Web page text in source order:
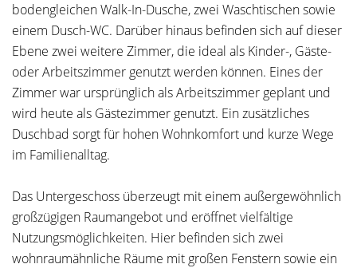
bodengleichen Walk-In-Dusche, zwei Waschtischen sowie
einem Dusch-WC. Darüber hinaus befinden sich auf dieser
Ebene zwei weitere Zimmer, die ideal als Kinder-, Gäste-
oder Arbeitszimmer genutzt werden können. Eines der
Zimmer war ursprünglich als Arbeitszimmer geplant und
wird heute als Gästezimmer genutzt. Ein zusätzliches
Duschbad sorgt für hohen Wohnkomfort und kurze Wege
im Familienalltag.
Das Untergeschoss überzeugt mit einem außergewöhnlich
großzügigen Raumangebot und eröffnet vielfältige
Nutzungsmöglichkeiten. Hier befinden sich zwei
wohnraumähnliche Räume mit großen Fenstern sowie ein